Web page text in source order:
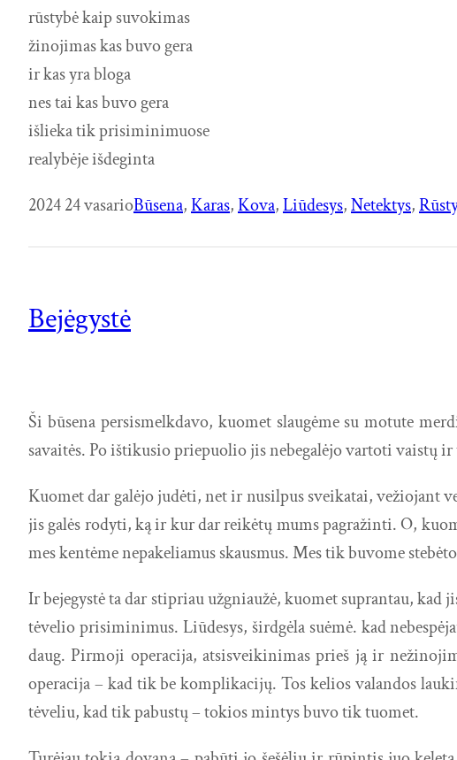
rūstybė kaip suvokimas
žinojimas kas buvo gera
ir kas yra bloga
nes tai kas buvo gera
išlieka tik prisiminimuose
realybėje išdeginta
2024 24 vasarioBūsena, Karas, Kova, Liūdesys, Netektys,
Bejėgystė
Ši būsena persismelkdavo, kuomet slaugėme su motute
savaitės. Po ištikusio priepuolio jis nebegalėjo vartoti vaistų
Kuomet dar galėjo judėti, net ir nusilpus sveikatai, vežiojant
jis galės rodyti, ką ir kur dar reikėtų mums pagražinti. O,
mes kentėme nepakeliamus skausmus. Mes tik buvome
Ir bejegystė ta dar stipriau užgniaužė, kuomet suprantau,
tėvelio prisiminimus. Liūdesys, širdgėla suėmė. kad
daug. Pirmoji operacija, atsisveikinimas prieš ją ir
operacija – kad tik be komplikacijų. Tos kelios valandos
tėveliu, kad tik pabustų – tokios mintys buvo tik tuomet.